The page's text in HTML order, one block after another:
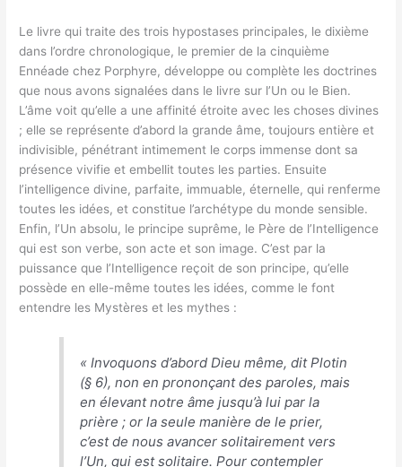
Le livre qui traite des trois hypostases principales, le dixième
dans l’ordre chronologique, le premier de la cinquième
Ennéade chez Porphyre, développe ou complète les doctrines
que nous avons signalées dans le livre sur l’Un ou le Bien.
L’âme voit qu’elle a une affinité étroite avec les choses divines
; elle se représente d’abord la grande âme, toujours entière et
indivisible, pénétrant intimement le corps immense dont sa
présence vivifie et embellit toutes les parties. Ensuite
l’intelligence divine, parfaite, immuable, éternelle, qui renferme
toutes les idées, et constitue l’archétype du monde sensible.
Enfin, l’Un absolu, le principe suprême, le Père de l’Intelligence
qui est son verbe, son acte et son image. C’est par la
puissance que l’Intelligence reçoit de son principe, qu’elle
possède en elle-même toutes les idées, comme le font
entendre les Mystères et les mythes :
«Invoquons d’abord Dieu même, dit Plotin
(§ 6), non en prononçant des paroles, mais
en élevant notre âme jusqu’à lui par la
prière ; or la seule manière de le prier,
c’est de nous avancer solitairement vers
l’Un, qui est solitaire. Pour contempler